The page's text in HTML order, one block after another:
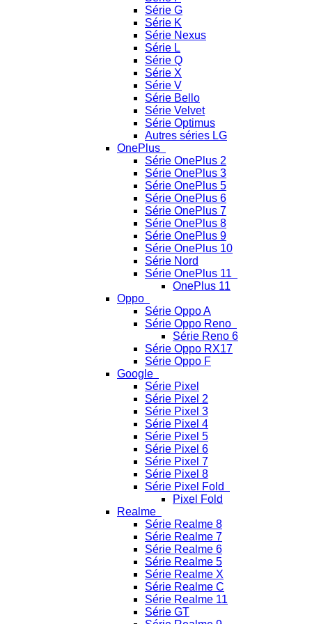
Série G
Série K
Série Nexus
Série L
Série Q
Série X
Série V
Série Bello
Série Velvet
Série Optimus
Autres séries LG
OnePlus
Série OnePlus 2
Série OnePlus 3
Série OnePlus 5
Série OnePlus 6
Série OnePlus 7
Série OnePlus 8
Série OnePlus 9
Série OnePlus 10
Série Nord
Série OnePlus 11
OnePlus 11
Oppo
Série Oppo A
Série Oppo Reno
Série Reno 6
Série Oppo RX17
Série Oppo F
Google
Série Pixel
Série Pixel 2
Série Pixel 3
Série Pixel 4
Série Pixel 5
Série Pixel 6
Série Pixel 7
Série Pixel 8
Série Pixel Fold
Pixel Fold
Realme
Série Realme 8
Série Realme 7
Série Realme 6
Série Realme 5
Série Realme X
Série Realme C
Série Realme 11
Série GT